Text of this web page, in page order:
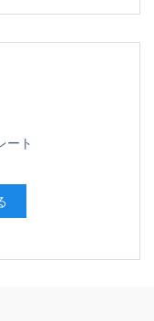
ート